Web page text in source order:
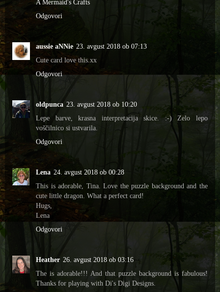
A Mermaid's Crafts
Odgovori
aussie aNNie 23. avgust 2018 ob 07:13
Cute card love this.xx
Odgovori
oldpunca 23. avgust 2018 ob 10:20
Lepe barve, krasna interpretacija skice. :-) Zelo lepo
voščilnico si ustvarila.
Odgovori
Lena 24. avgust 2018 ob 00:28
This is adorable, Tina. Love the puzzle background and the
cute little dragon. What a perfect card!
Hugs,
Lena
Odgovori
Heather 26. avgust 2018 ob 03:16
The is adorable!!! And that puzzle background is fabulous!
Thanks for playing with Di's Digi Designs.